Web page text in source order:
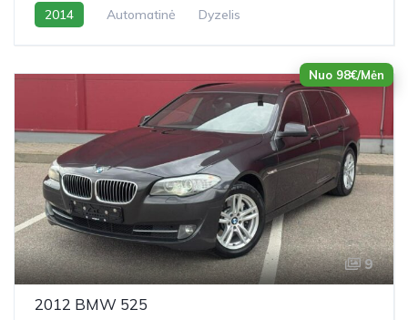
2014 Automatinė Dyzelis
Nuo 98€/Mėn
9
2012 BMW 525